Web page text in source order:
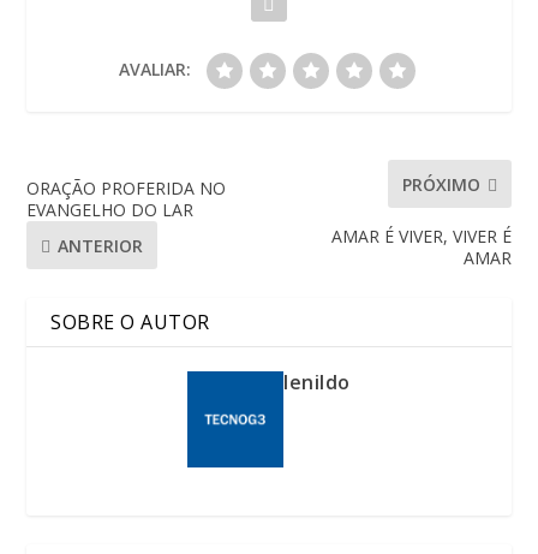
AVALIAR:
ORAÇÃO PROFERIDA NO
EVANGELHO DO LAR
ANTERIOR
PRÓXIMO
AMAR É VIVER, VIVER É
AMAR
SOBRE O AUTOR
lenildo